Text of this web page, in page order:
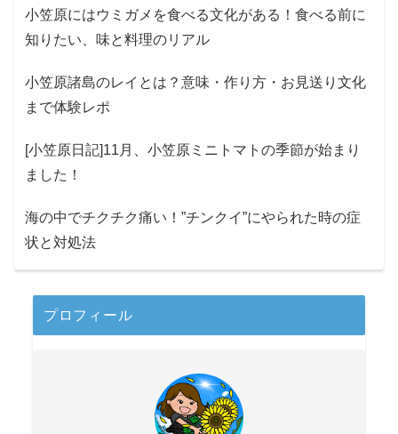
小笠原にはウミガメを食べる文化がある！食べる前に
知りたい、味と料理のリアル
小笠原諸島のレイとは？意味・作り方・お見送り文化
まで体験レポ
[小笠原日記]11月、小笠原ミニトマトの季節が始まり
ました！
海の中でチクチク痛い！”チンクイ”にやられた時の症
状と対処法
プロフィール